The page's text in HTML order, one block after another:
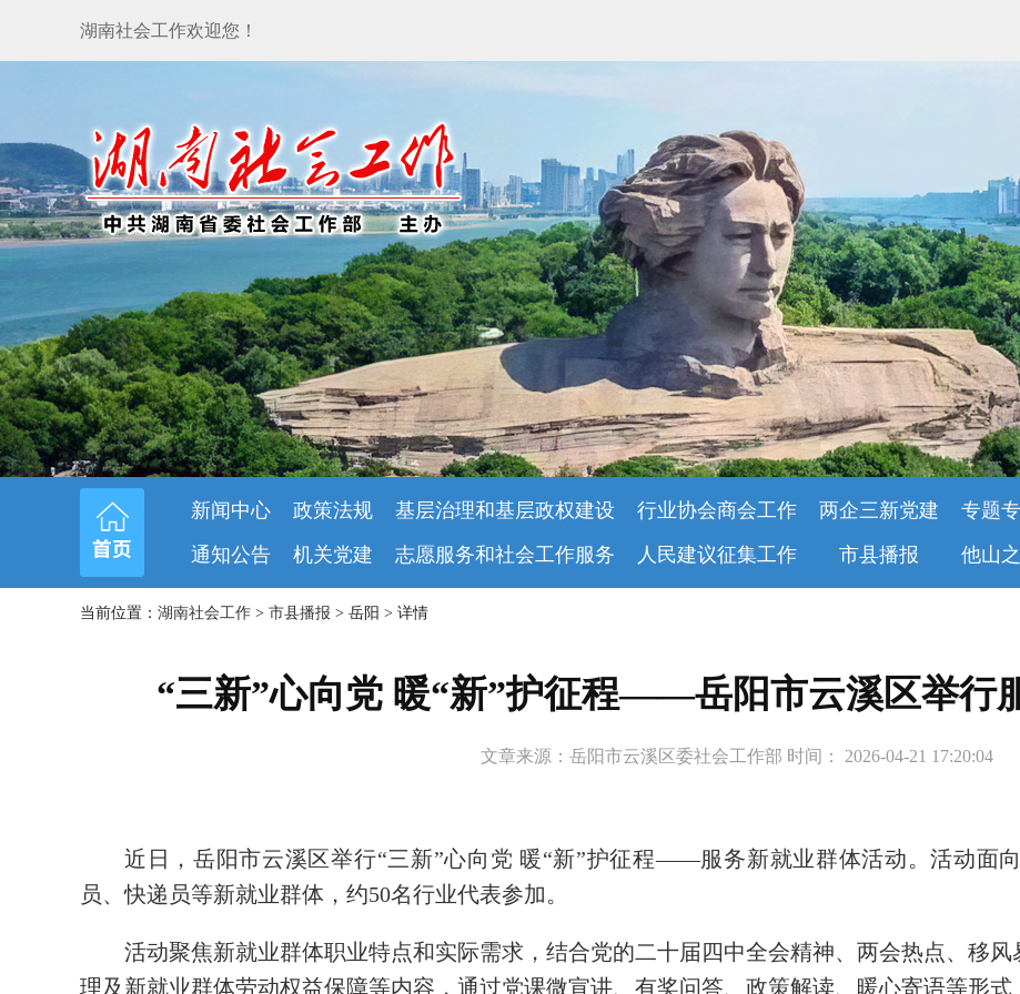
湖南社会工作欢迎您！
新闻中心 政策法规 基层治理和基层政权建设 行业协会商会工作 两企三新党建
专题
通知公告
机关党建 志愿服务和社会工作服务 人民建议征集工作 市县播报 他山
当前位置： 湖南社会工作 > 市县播报 > 岳阳 > 详情
“三新”心向党 暖“新”护征程——岳阳市云溪区举行
文章来源：岳阳市云溪区委社会工作部 时间： 2026-04-21 17:20:04
近日，岳阳市云溪区举行“三新”心向党 暖“新”护征程——服务新就业群体活动。活动面
员、快递员等新就业群体，约50名行业代表参加。
活动聚焦新就业群体职业特点和实际需求，结合党的二十届四中全会精神、两会热点、移
理及新就业群体劳动权益保障等内容，通过党课微宣讲、有奖问答、政策解读、暖心寄语等形式